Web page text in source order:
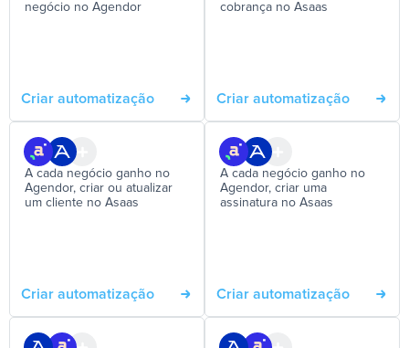
negócio no Agendor
Criar automatização
cobrança no Asaas
Criar automatização
A cada negócio ganho no
Agendor, criar ou atualizar
um cliente no Asaas
Criar automatização
A cada negócio ganho no
Agendor, criar uma
assinatura no Asaas
Criar automatização